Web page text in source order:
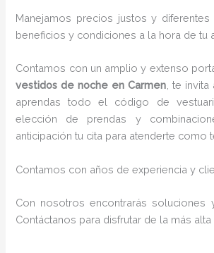
Manejamos precios justos y
beneficios y condiciones a la hora de tu
Contamos con un amplio y extenso
vestidos de noche en Carmen, te
aprendas todo el código de
elección de prendas y
anticipación tu cita para atenderte como
Contamos con años de experiencia y
Con nosotros encontrarás soluciones
Contáctanos para disfrutar de la más alta